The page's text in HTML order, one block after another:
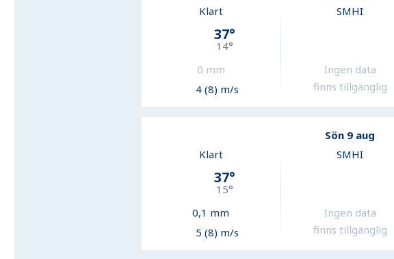
Klart
37°
14°
0 mm
4 (8) m/s
SMHI
Ingen data
finns tillgänglig
Sön 9 aug
Klart
37°
15°
0,1 mm
5 (8) m/s
SMHI
Ingen data
finns tillgänglig